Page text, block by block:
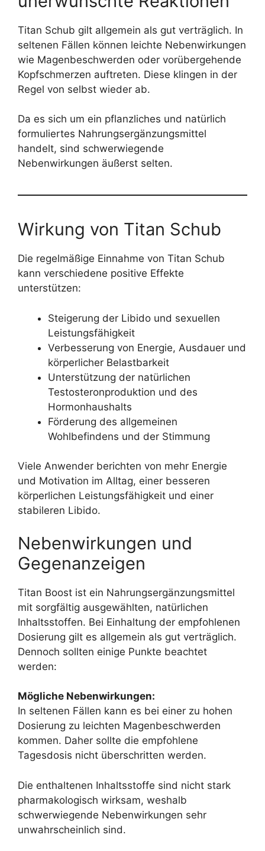
Titan Schub gilt allgemein als gut verträglich. In
seltenen Fällen können leichte Nebenwirkungen
wie Magenbeschwerden oder vorübergehende
Kopfschmerzen auftreten. Diese klingen in der
Regel von selbst wieder ab.
Da es sich um ein pflanzliches und natürlich
formuliertes Nahrungsergänzungsmittel
handelt, sind schwerwiegende
Nebenwirkungen äußerst selten.
Wirkung von Titan Schub
Die regelmäßige Einnahme von Titan Schub
kann verschiedene positive Effekte
unterstützen:
Steigerung der Libido und sexuellen
Leistungsfähigkeit
Verbesserung von Energie, Ausdauer und
körperlicher Belastbarkeit
Unterstützung der natürlichen
Testosteronproduktion und des
Hormonhaushalts
Förderung des allgemeinen
Wohlbefindens und der Stimmung
Viele Anwender berichten von mehr Energie
und Motivation im Alltag, einer besseren
körperlichen Leistungsfähigkeit und einer
stabileren Libido.
Nebenwirkungen und
Gegenanzeigen
Titan Boost ist ein Nahrungsergänzungsmittel
mit sorgfältig ausgewählten, natürlichen
Inhaltsstoffen. Bei Einhaltung der empfohlenen
Dosierung gilt es allgemein als gut verträglich.
Dennoch sollten einige Punkte beachtet
werden:
Mögliche Nebenwirkungen:
In seltenen Fällen kann es bei einer zu hohen
Dosierung zu leichten Magenbeschwerden
kommen. Daher sollte die empfohlene
Tagesdosis nicht überschritten werden.
Die enthaltenen Inhaltsstoffe sind nicht stark
pharmakologisch wirksam, weshalb
schwerwiegende Nebenwirkungen sehr
unwahrscheinlich sind.